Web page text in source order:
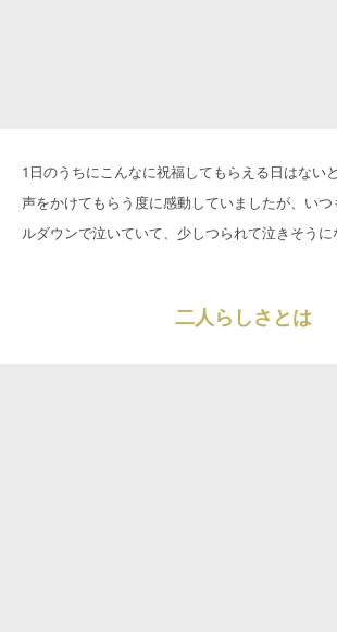
1日のうちにこんなに祝福してもらえる日はない
声をかけてもらう度に感動していましたが、い
ルダウンで泣いていて、少しつられて泣きそうに
二人らしさとは